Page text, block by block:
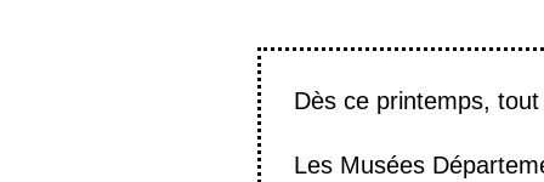
Dès ce printemps,
Les Musées